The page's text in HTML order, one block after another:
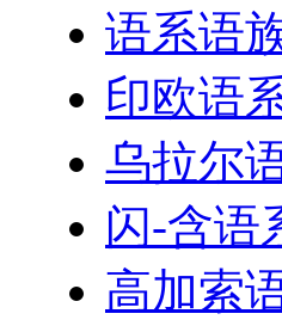
语系语
印欧语
乌拉尔
闪-含语
高加索